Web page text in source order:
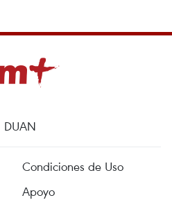
DUAN
Condiciones de Uso
Apoyo